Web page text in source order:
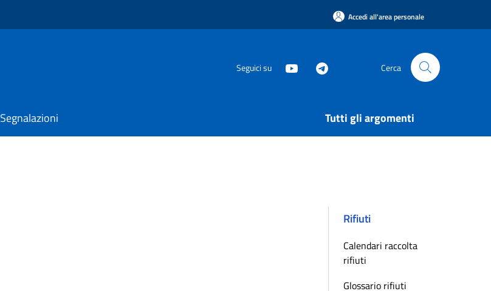
Accedi all'area personale
Seguici su Cerca
Segnalazioni Tutti gli argomenti
Rifiuti
Calendari raccolta
rifiuti
Glossario rifiuti